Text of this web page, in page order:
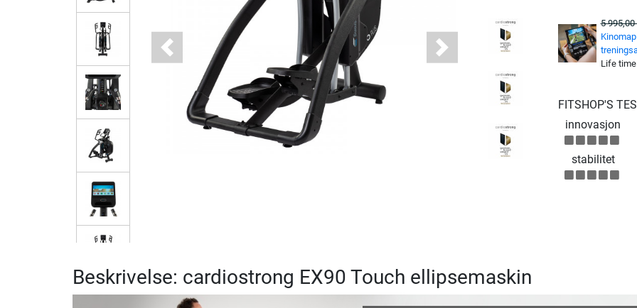
Previous Next
5 995,00
Life time
FITSHOP'S
innovasjon
stabilitet
Beskrivelse: cardiostrong EX90 Touch ellipsemaskin